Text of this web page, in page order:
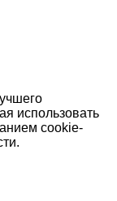
использовать
cookie-